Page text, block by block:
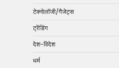
टेक्नोलॉजी/गैजेट्स
ट्रेंडिंग
देश-विदेश
धर्म